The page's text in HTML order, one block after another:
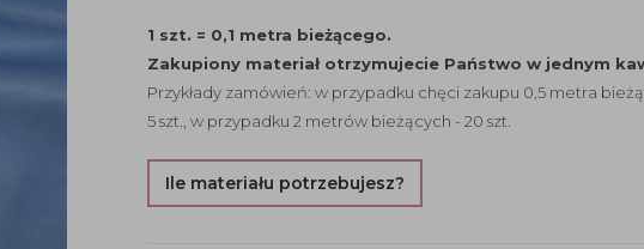
1 szt. = 0,1 metra bieżącego.
Zakupiony materiał otrzymujecie Państwo w jednym
Przykłady zamówień: w przypadku chęci zakupu 0,5 metra
5 szt., w przypadku 2 metrów bieżących - 20 szt.
Ile materiału potrzebujesz?